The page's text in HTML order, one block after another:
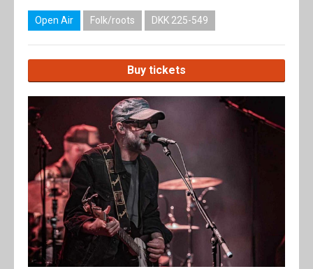
SHOP
Open Air Folk/roots DKK 225-549
Buy tickets